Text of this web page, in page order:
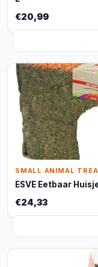
€20,99
SMALL ANIMAL
ESVE Eetbaar
€24,33